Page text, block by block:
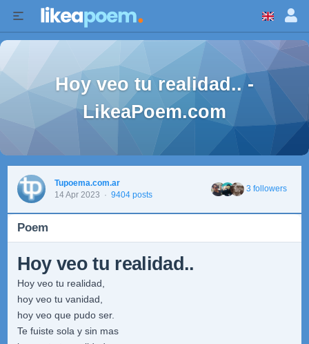
Hoy veo tu realidad.. -
LikeaPoem.com
Tupoema.com.ar
14 Apr 2023 · 9404 posts
3 followers
Poem
Hoy veo tu realidad..
Hoy veo tu realidad,
hoy veo tu vanidad,
hoy veo que pudo ser.
Te fuiste sola y sin mas